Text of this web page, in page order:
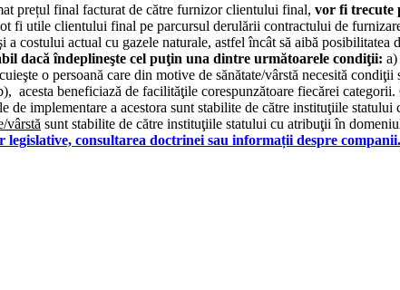
prețul final facturat de către furnizor clientului final, vor fi trecute
fi utile clientului final pe parcursul derulării contractului de
costului actual cu gazele naturale, astfel încât să aibă posibilitatea
dacă îndeplineşte cel puţin una dintre următoarele condiţii:
o persoană care din motive de sănătate/vârstă necesită
beneficiază de facilităţile corespunzătoare fiecărei
de implementare a acestora sunt stabilite de către instituţiile
vârstă sunt stabilite de către instituţiile statului cu atribuţii în
consultarea doctrinei sau informații despre companii.